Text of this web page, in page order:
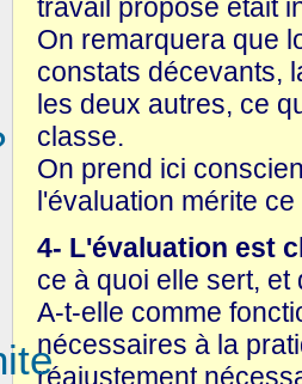
travail proposé était
On remarquera que
constats décevants,
les deux autres, ce
classe.
On prend ici
l'évaluation mérite ce
4- L'évaluation est
ce à quoi elle sert,
A-t-elle comme
nécessaires à la
réajustement